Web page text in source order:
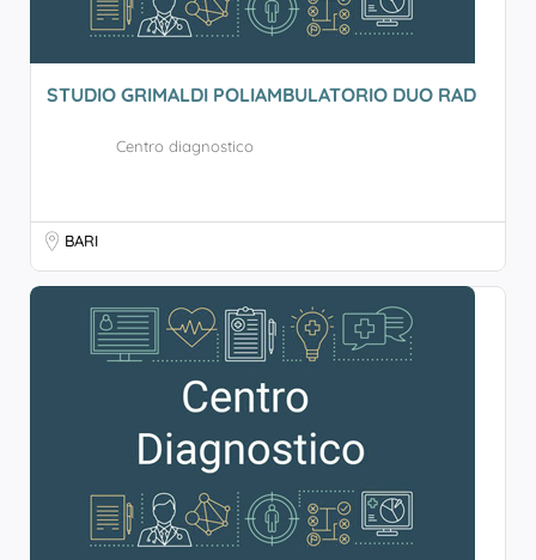
STUDIO GRIMALDI POLIAMBULATORIO DUO RAD
Centro diagnostico
BARI